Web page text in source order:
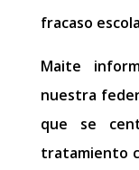
fracaso
Maite
nuestra
que se
tratamiento